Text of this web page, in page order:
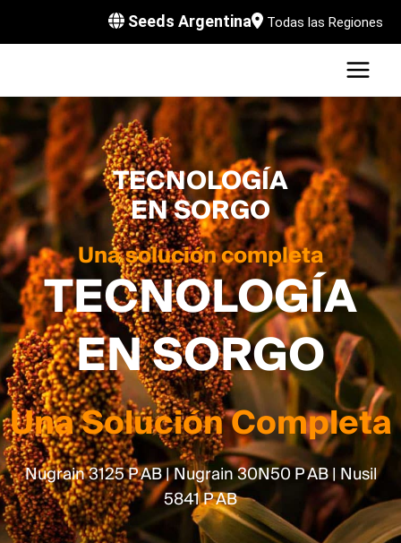
Seeds Argentina Todas las Regiones
TECNOLOGÍA
EN SORGO
Una solución completa
TECNOLOGÍA
EN SORGO
Una Solución Completa
Nugrain 3125 P AB | Nugrain 30N50 P AB | Nusil
5841 P AB